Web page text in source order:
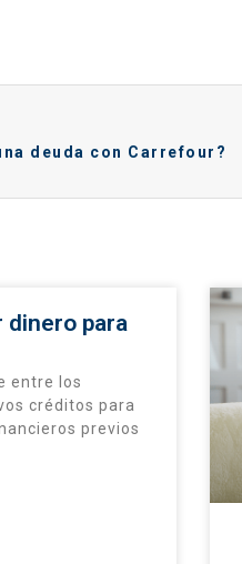
deuda con Carrefour?
dinero para
entre los
créditos para
previos